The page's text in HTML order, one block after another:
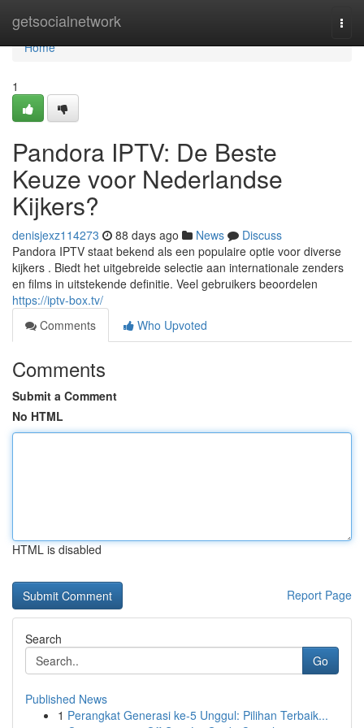
getsocialnetwork
Home
Home
1
Pandora IPTV: De Beste
Keuze voor Nederlandse
Kijkers?
denisjexz114273 88 days ago News
Discuss
Pandora IPTV staat bekend als een populaire optie voor diverse
kijkers . Biedt het uitgebreide selectie aan internationale zenders
en films in uitstekende definitie. Veel gebruikers beoordelen
https://iptv-box.tv/
Comments
Who Upvoted
Comments
Submit a Comment
No HTML
HTML is disabled
Report Page
Search
Go
Published News
1 Perangkat Generasi ke-5 Unggul: Pilihan Terbaik...